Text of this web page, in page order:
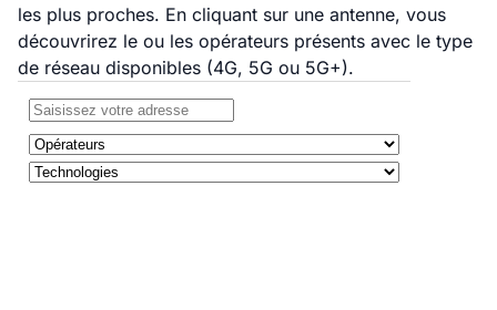
les plus proches. En cliquant sur une antenne, vous
découvrirez le ou les opérateurs présents avec le type
de réseau disponibles (4G, 5G ou 5G+).